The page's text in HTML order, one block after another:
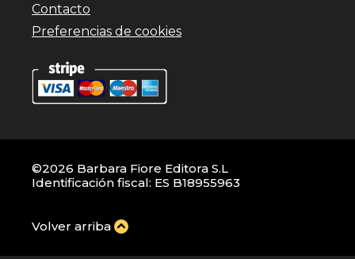
Contacto
Preferencias de cookies
©2026 Barbara Fiore Editora S.L
Identificación fiscal: ES B18955963
Volver arriba